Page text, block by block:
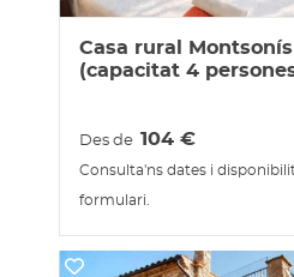
Casa rural
(capacitat 4
Des de 104€
Consulta'ns dates i
formulari.